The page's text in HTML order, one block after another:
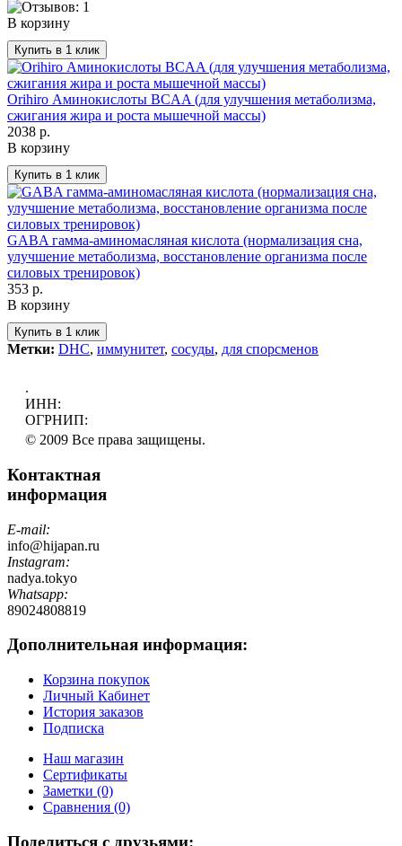
В корзину
Orihiro Аминокислоты BCAA (для улучшения метаболизма,
сжигания жира и роста мышечной массы)
2038 р.
В корзину
GABA гамма-аминомасляная кислота (нормализация сна,
улучшение метаболизма, восстановление организма после
силовых тренировок)
353 р.
В корзину
Метки: DHC, иммунитет, сосуды, для спорсменов
.
ИНН:
ОГРНИП:
© 2009 Все права защищены.
Контактная
информация
E-mail:
info@hijapan.ru
Instagram:
nadya.tokyo
Whatsapp:
89024808819
Дополнительная информация:
Корзина покупок
Личный Кабинет
История заказов
Подписка
Наш магазин
Сертификаты
Заметки (0)
Сравнения (0)
Поделиться с друзьями: